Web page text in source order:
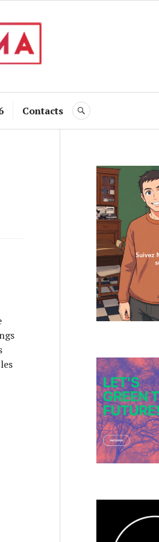
Contacts RECHERCHE
: Affaires classées sans suite